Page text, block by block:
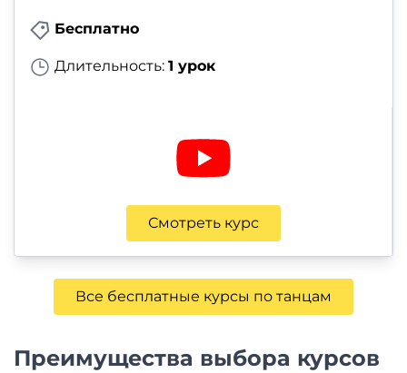
Бесплатно
Длительность: 1 урок
Смотреть курс
Все бесплатные курсы по танцам
Преимущества выбора курсов